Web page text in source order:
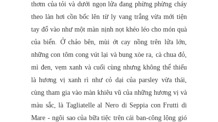
thơm của tỏi và dưới ngọn lửa đang phừng phừng cháy
theo làn hơi cồn bốc lên từ ly vang trắng vừa mới tiện
tay đổ vào như một màn nịnh nọt khéo léo cho món quà
của biển. Ở chảo bên, mùi ớt cay nồng trên lửa lớn,
những con tôm cong vút lại và bung xòe ra, cà chua đỏ,
mì đen, vẹm xanh và cuối cùng nhưng không thể thiếu
là hương vị xanh rì như cỏ dại của parsley vừa thái,
cùng tham gia vào màn khiêu vũ của những hương vị và
màu sắc, là Tagliatelle al Nero di Seppia con Frutti di
Mare - ngôi sao của bữa tiệc trên cái ban-công lộng gió